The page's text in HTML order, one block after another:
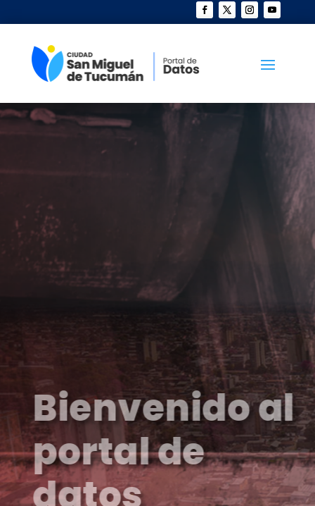
Recolección
de residuos
Conocé el horario en que
pasa el recolector de
residuos por tu domicilio